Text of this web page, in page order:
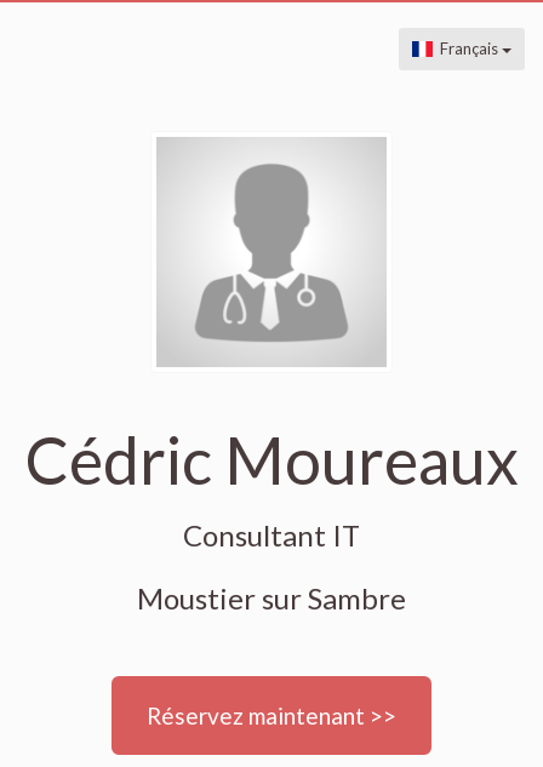
Français
Cédric Moureaux
Consultant IT
Moustier sur Sambre
Réservez maintenant >>